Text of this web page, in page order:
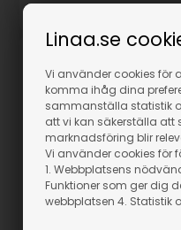
Linaa.se
Vi använder cookies för
komma ihåg dina
sammanställa statistik
att vi kan säkerställa
marknadsföring blir
Vi använder cookies för
1. Webbplatsens
Funktioner som ger dig
webbplatsen 4. Statistik